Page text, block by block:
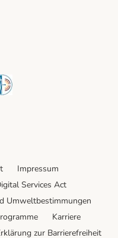
Security
Impressum
Services Act
Umweltbestimmungen
Karriere
zur Barrierefreiheit